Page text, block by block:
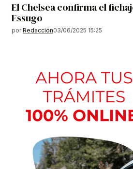
El Chelsea confirma el
Essugo
por Redacción03/06/2025 15:25